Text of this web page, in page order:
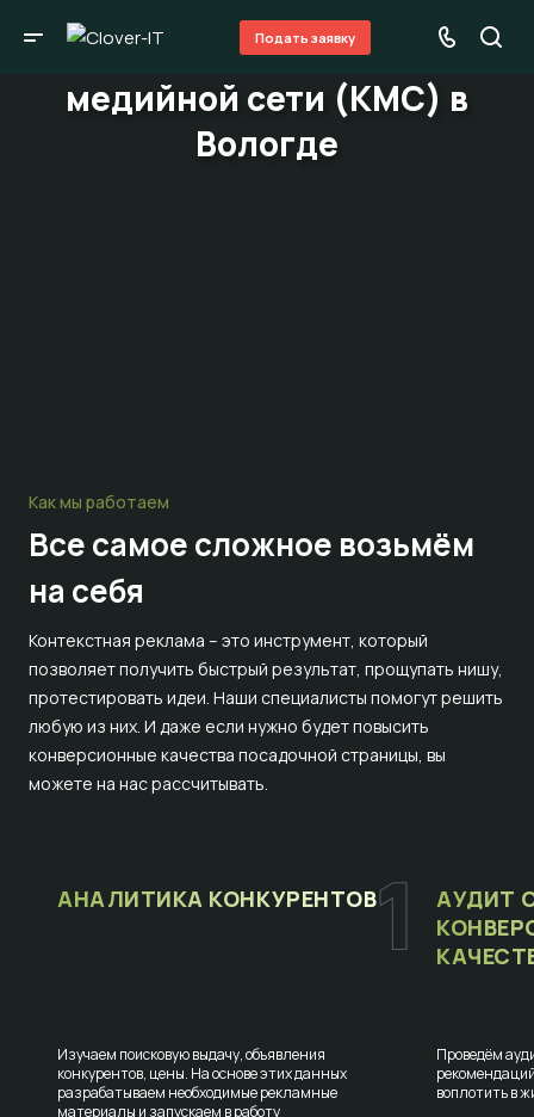
Подать заявку
Реклама в контекстно-
медийной сети (КМС) в
Вологде
Как мы работаем
Все самое сложное возьмём
на себя
Контекстная реклама – это инструмент, который
позволяет получить быстрый результат, прощупать нишу,
протестировать идеи. Наши специалисты помогут решить
любую из них. И даже если нужно будет повысить
конверсионные качества посадочной страницы, вы
можете на нас рассчитывать.
АНАЛИТИКА КОНКУРЕНТОВ
Изучаем поисковую выдачу, объявления
конкурентов, цены. На основе этих данных
разрабатываем необходимые рекламные
материалы и запускаем в работу
АУДИТ
Проведём
воплотить в